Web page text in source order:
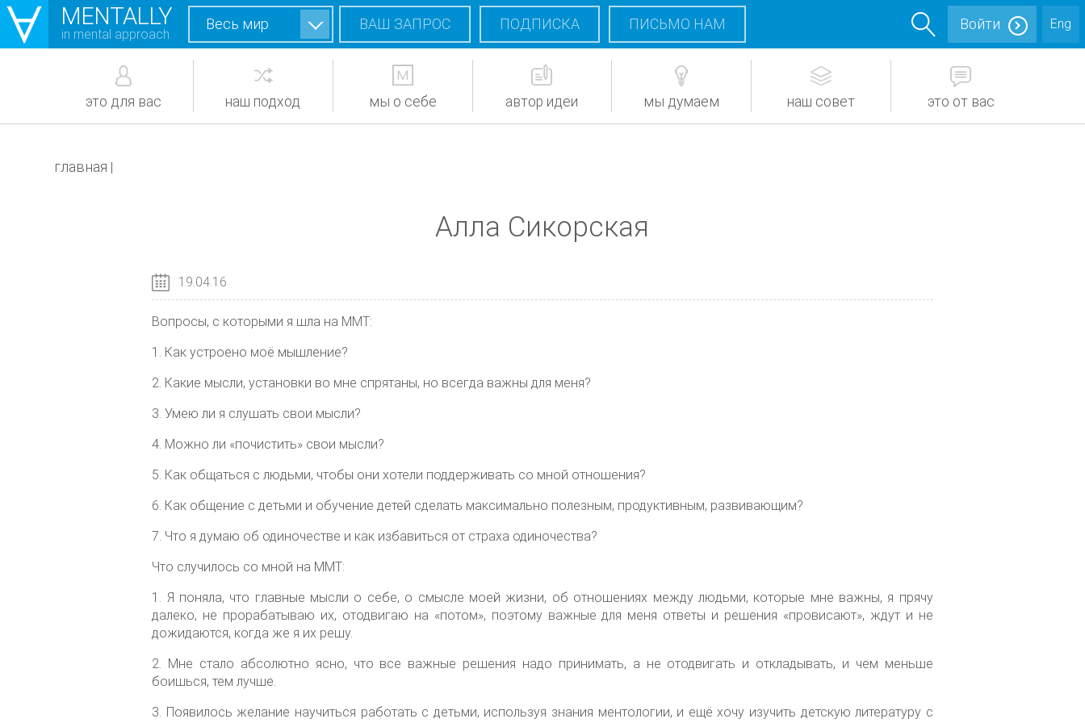
MENTALLY
in mental approach
Весь мир ВАШ ЗАПРОС ПОДПИСКА ПИСЬМО НАМ Eng
Войти
это для вас наш подход мы о себе автор идеи мы думаем наш совет это от вас
главная |
Алла Сикорская
19.04.16
Вопросы, с которыми я шла на ММТ:
1. Как устроено моё мышление?
2. Какие мысли, установки во мне спрятаны, но всегда важны для меня?
3. Умею ли я слушать свои мысли?
4. Можно ли «почистить» свои мысли?
5. Как общаться с людьми, чтобы они хотели поддерживать со мной отношения?
6. Как общение с детьми и обучение детей сделать максимально полезным, продуктивным, развивающим?
7. Что я думаю об одиночестве и как избавиться от страха одиночества?
Что случилось со мной на ММТ:
1. Я поняла, что главные мысли о себе, о смысле моей жизни, об отношениях между людьми, которые мне важны, я прячу
далеко, не прорабатываю их, отодвигаю на «потом», поэтому важные для меня ответы и решения «провисают», ждут и не
дожидаются, когда же я их решу.
2. Мне стало абсолютно ясно, что все важные решения надо принимать, а не отодвигать и откладывать, и чем меньше
боишься, тем лучше.
3. Появилось желание научиться работать с детьми, используя знания ментологии, и ещё хочу изучить детскую литературу с